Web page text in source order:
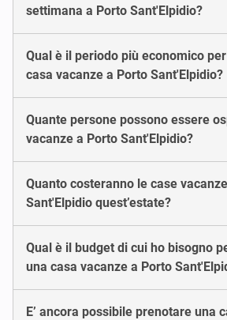
settimana a Porto Sant'Elpidio?
Qual è il periodo più economico
casa vacanze a Porto Sant'Elpidio?
Quante persone possono essere
vacanze a Porto Sant'Elpidio?
Quanto costeranno le case
Sant'Elpidio quest’estate?
Qual è il budget di cui ho bisogno
una casa vacanze a Porto
E’ ancora possibile prenotare una